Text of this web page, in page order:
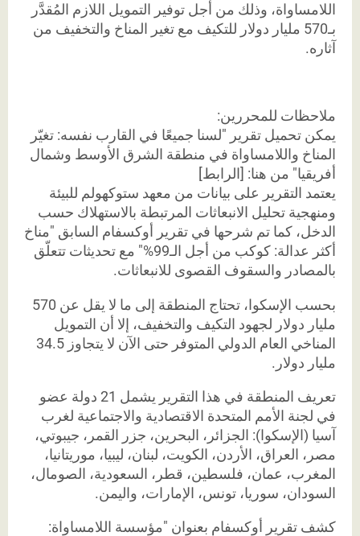
اللامساواة، وذلك من أجل توفير التمويل اللازم المُقدَّر
بـ570 مليار دولار للتكيف مع تغير المناخ والتخفيف من
آثاره.
ملاحظات للمحررين:
يمكن تحميل تقرير "لسنا جميعًا في القارب نفسه: تغيّر
المناخ واللامساواة في منطقة الشرق الأوسط وشمال
أفريقيا" من هنا: [الرابط]
يعتمد التقرير على بيانات من معهد ستوكهولم للبيئة
ومنهجية تحليل الانبعاثات المرتبطة بالاستهلاك حسب
الدخل، كما تم شرحها في تقرير أوكسفام السابق "مناخ
أكثر عدالة: كوكب من أجل الـ99%" مع تحديثات تتعلّق
بالمصادر والسقوف القصوى للانبعاثات.
بحسب الإسكوا، تحتاج المنطقة إلى ما لا يقل عن 570
مليار دولار لجهود التكيف والتخفيف، إلا أن التمويل
المناخي العام الدولي المتوفر حتى الآن لا يتجاوز 34.5
مليار دولار.
تعريف المنطقة في هذا التقرير يشمل 21 دولة عضو
في لجنة الأمم المتحدة الاقتصادية والاجتماعية لغرب
آسيا (الإسكوا): الجزائر، البحرين، جزر القمر، جيبوتي،
مصر، العراق، الأردن، الكويت، لبنان، ليبيا، موريتانيا،
المغرب، عمان، فلسطين، قطر، السعودية، الصومال،
السودان، سوريا، تونس، الإمارات، واليمن.
كشف تقرير أوكسفام بعنوان "مؤسسة اللامساواة: